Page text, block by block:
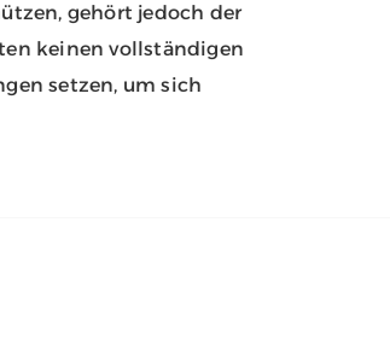
gehört jedoch der
keinen vollständigen
setzen, um sich